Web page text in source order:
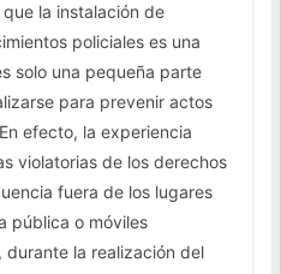
la instalación de
policiales es una
solo una pequeña parte
para prevenir actos
efecto, la experiencia
violatorias de los derechos
fuera de los lugares
pública o móviles
durante la realización del